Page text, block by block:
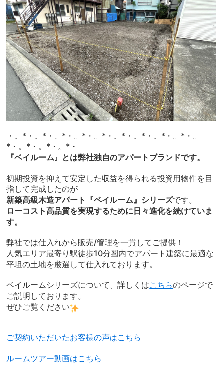
・。*・。*・。*・。*・。*・。*・。*・。*・。*・。
*・。*・。*・。*・
『ベイルーム』とは弊社独自のアパートブランドです。
初期投資を抑えて安定した収益を得られる投資用物件を目
指して完成したのが
新築高級木造アパート『ベイルーム』シリーズです。
ローコスト高品質を実現するために日々進化を続けていま
す。
弊社では仕入れから販売/管理を一貫してご提供！
人気エリア最寄り駅徒歩10分圏内でアパート建築に最適な
平坦の土地を厳選して仕入れております。
ベイルームシリーズについて、詳しくはこちらのページで
ご説明しております。
ぜひご覧ください
ご契約いただいたお客様の声はこちら
ルームツアー動画はこちら